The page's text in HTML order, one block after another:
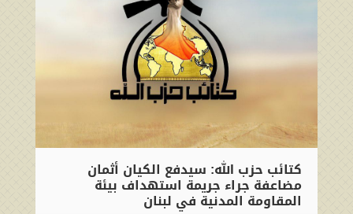
كتائب حزب الله: سيدفع الكيان أثمان
مضاعفة جراء جريمة استهداف بيئة
المقاومة المدنية في لبنان